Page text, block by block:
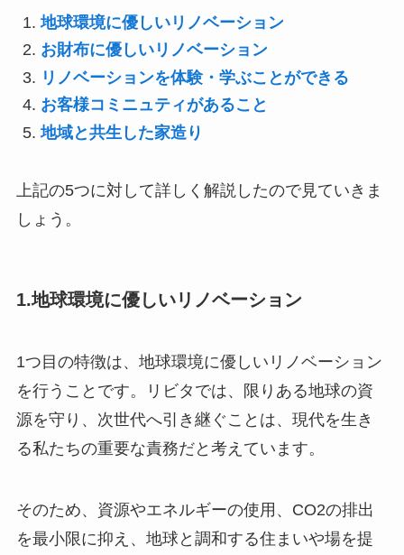
地球環境に優しいリノベーション
お財布に優しいリノベーション
リノベーションを体験・学ぶことができる
お客様コミニュティがあること
地域と共生した家造り
上記の5つに対して詳しく解説したので見ていきま
しょう。
1.地球環境に優しいリノベーション
1つ目の特徴は、地球環境に優しいリノベーション
を行うことです。リビタでは、限りある地球の資
源を守り、次世代へ引き継ぐことは、現代を生き
る私たちの重要な責務だと考えています。
そのため、資源やエネルギーの使用、CO2の排出
を最小限に抑え、地球と調和する住まいや場を提